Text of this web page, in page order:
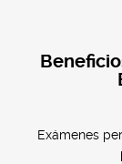
Exámenes